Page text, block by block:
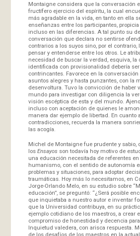
Montaigne considera que la conversación
fructífero ejercicio del espíritu, la cual
más agradable en la vida, en tanto en ella
enseñanzas entre los participantes,
incluso en las diferencias. A tal punto su
conversación que declara no sentirse
contrarios a los suyos sino, por el contrario,
pensar y entenderse entre los otros. Le
necesidad de buscar la verdad, esquiva, la
identificada con provisionalidad debería
contrincantes. Favorece en la
asuntos alegres y hasta punzantes, con la
desenvoltura. Tuvo la convicción de haber
mundo para investigar con diligencia la
visión escéptica de esta y del mundo.
incluso con aceptación de quienes le
manera dar ejemplo de libertad. En cuanto
contradicciones, recuerda la manera
las acogía.
Michel de Montaigne fue prudente y sabio,
los Ensayos son todavía hoy motivo de
una educación necesitada de referentes en
humanismo, con el sentido de autonomía
problemas y situaciones, para adoptar
traumáticas. Hoy más lo necesitamos, en
Jorge-Orlando Melo, en su estudio sobre
educación”, se preguntó: “¿Será posible
que inquietaba a nuestro autor e inventar
que la Universidad contribuya, en su
ejemplo cotidiano de los maestros, a crear
compromiso de honestidad y decencia
Inquietud valedera, con arisca respuesta.